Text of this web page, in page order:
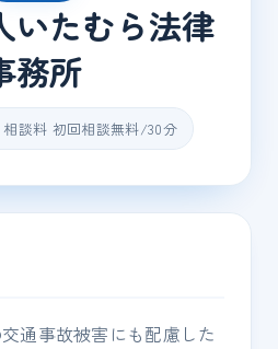
いたむら法律
務所
相談料 初回相談無料/30分
通事故被害にも配慮した